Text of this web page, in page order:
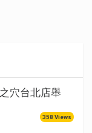
穴台北店舉
358 Views